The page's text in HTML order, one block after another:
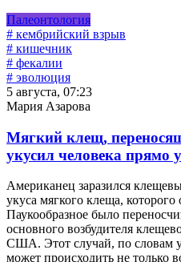
Палеонтология
# кембрийский взрыв
# кишечник
# фекалии
# эволюция
5 августа, 07:23
Мария Азарова
Мягкий клещ,
укусил человека прямо
Американец заразился
укуса мягкого клеща,
Паукообразное было
основного возбудителя
США. Этот случай, по словам
может происходить не только